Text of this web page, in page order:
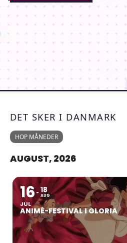
DET SKER I DANMARK
HOP MÅNEDER
AUGUST, 2026
16
JUL
18
AUG
ANIMÉ-FESTIVAL I GLORIA